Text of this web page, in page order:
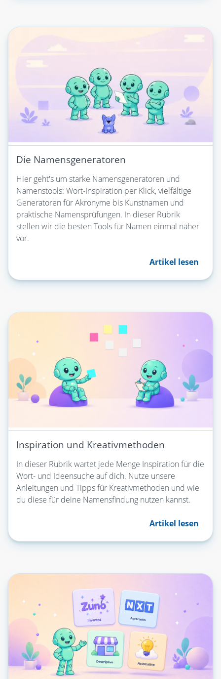
Die Namensgeneratoren
Hier geht's um starke Namensgeneratoren und
Namenstools: Wort-Inspiration per Klick, vielfältige
Generatoren für Akronyme bis Kunstnamen und
praktische Namensprüfungen. In dieser Rubrik
stellen wir die besten Tools für Namen einmal näher
vor.
Artikel lesen
Inspiration und Kreativmethoden
In dieser Rubrik wartet jede Menge Inspiration für die
Wort- und Ideensuche auf dich. Nutze unsere
Anleitungen und Tipps für Kreativmethoden und wie
du diese für deine Namensfindung nutzen kannst.
Artikel lesen